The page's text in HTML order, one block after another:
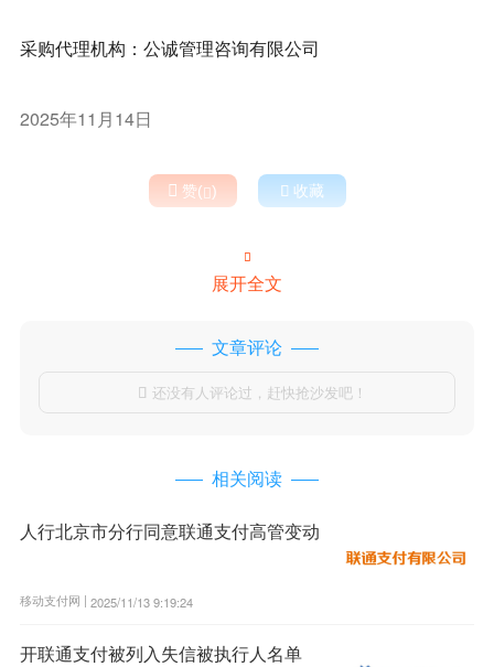
采购代理机构：公诚管理咨询有限公司
2025年11月14日
 赞()  收藏

展开全文
文章评论
 还没有人评论过，赶快抢沙发吧！
相关阅读
人行北京市分行同意联通支付高管变动
移动支付网 | 2025/11/13 9:19:24
开联通支付被列入失信被执行人名单